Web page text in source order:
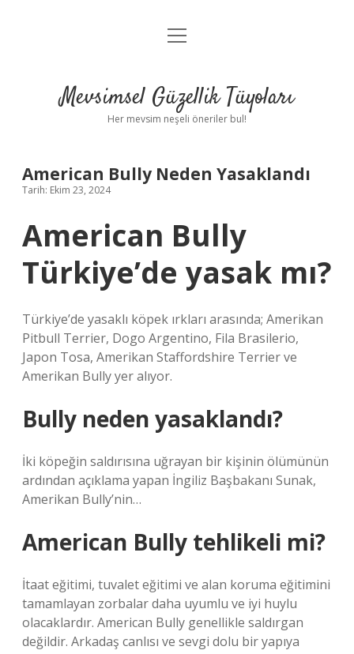
Anasayfa
Yasal Uyarı
menüyü
Mevsimsel Güzellik Tüyoları
Her mevsim neşeli öneriler bul!
American Bully Neden Yasaklandı
Tarih: Ekim 23, 2024
American Bully
Türkiye’de yasak mı?
Türkiye’de yasaklı köpek ırkları arasında; Amerikan
Pitbull Terrier, Dogo Argentino, Fila Brasilerio,
Japon Tosa, Amerikan Staffordshire Terrier ve
Amerikan Bully yer alıyor.
Bully neden yasaklandı?
İki köpeğin saldırısına uğrayan bir kişinin ölümünün
ardından açıklama yapan İngiliz Başbakanı Sunak,
Amerikan Bully’nin…
American Bully tehlikeli mi?
İtaat eğitimi, tuvalet eğitimi ve alan koruma eğitimini
tamamlayan zorbalar daha uyumlu ve iyi huylu
olacaklardır. American Bully genellikle saldırgan
değildir. Arkadaş canlısı ve sevgi dolu bir yapıya